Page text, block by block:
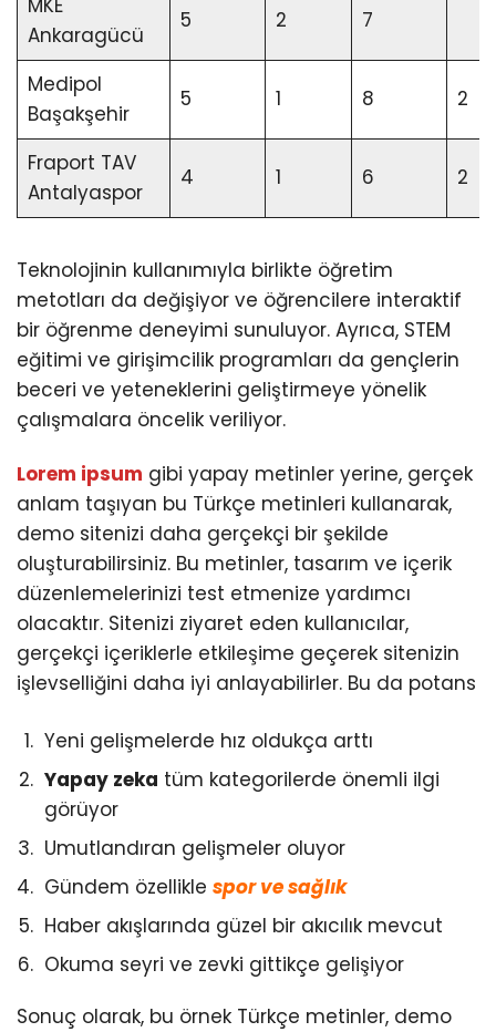
MKE
Ankaragücü
5 2 7
Medipol
Başakşehir
5 1 8 2
Fraport TAV
Antalyaspor
4 1 6 2
Teknolojinin kullanımıyla birlikte öğretim
metotları da değişiyor ve öğrencilere interaktif
bir öğrenme deneyimi sunuluyor. Ayrıca, STEM
eğitimi ve girişimcilik programları da gençlerin
beceri ve yeteneklerini geliştirmeye yönelik
çalışmalara öncelik veriliyor.
Lorem ipsum gibi yapay metinler yerine, gerçek
anlam taşıyan bu Türkçe metinleri kullanarak,
demo sitenizi daha gerçekçi bir şekilde
oluşturabilirsiniz. Bu metinler, tasarım ve içerik
düzenlemelerinizi test etmenize yardımcı
olacaktır. Sitenizi ziyaret eden kullanıcılar,
gerçekçi içeriklerle etkileşime geçerek sitenizin
işlevselliğini daha iyi anlayabilirler. Bu da potans
Yeni gelişmelerde hız oldukça arttı
Yapay zeka tüm kategorilerde önemli ilgi
görüyor
Umutlandıran gelişmeler oluyor
Gündem özellikle spor ve sağlık
Haber akışlarında güzel bir akıcılık mevcut
Okuma seyri ve zevki gittikçe gelişiyor
Sonuç olarak, bu örnek Türkçe metinler, demo